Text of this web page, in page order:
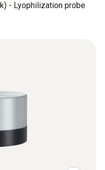
- Lyophilization probe